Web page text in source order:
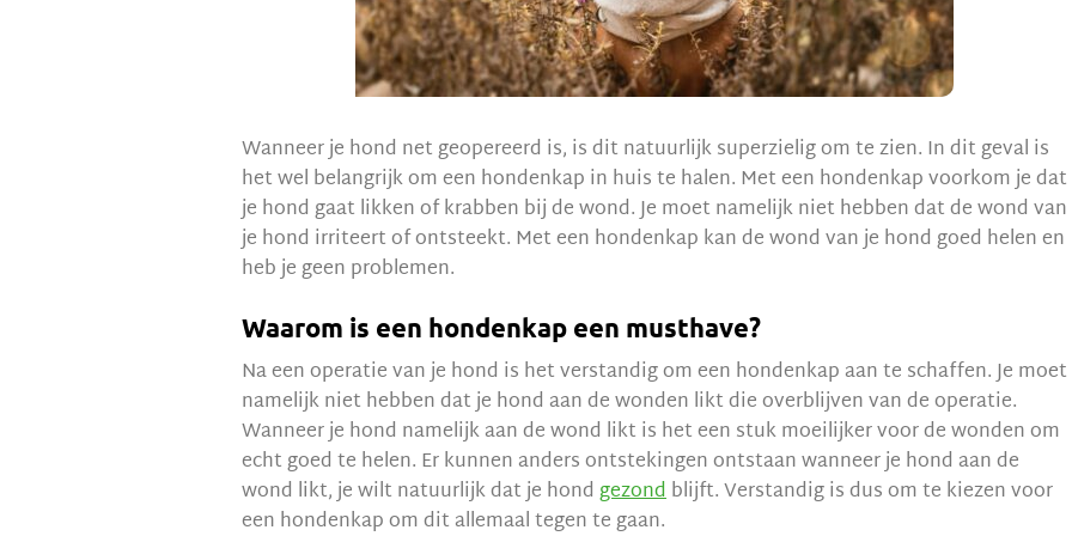
Wanneer je hond net geopereerd is, is dit natuurlijk superzielig om te zien. In dit geval is
het wel belangrijk om een hondenkap in huis te halen. Met een hondenkap voorkom je dat
je hond gaat likken of krabben bij de wond. Je moet namelijk niet hebben dat de wond van
je hond irriteert of ontsteekt. Met een hondenkap kan de wond van je hond goed helen en
heb je geen problemen.
Waarom is een hondenkap een musthave?
Na een operatie van je hond is het verstandig om een hondenkap aan te schaffen. Je moet
namelijk niet hebben dat je hond aan de wonden likt die overblijven van de operatie.
Wanneer je hond namelijk aan de wond likt is het een stuk moeilijker voor de wonden om
echt goed te helen. Er kunnen anders ontstekingen ontstaan wanneer je hond aan de
wond likt, je wilt natuurlijk dat je hond gezondblijft. Verstandig is dus om te kiezen voor
een hondenkap om dit allemaal tegen te gaan.